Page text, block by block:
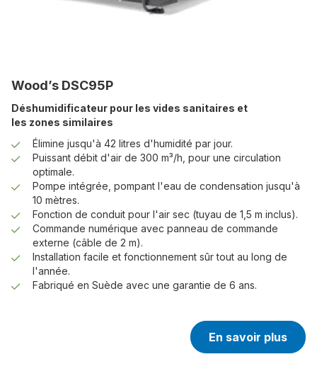
Wood’s DSC95P
Déshumidificateur pour les vides sanitaires et
les zones similaires
Élimine jusqu'à 42 litres d'humidité par jour.
Puissant débit d'air de 300 m³/h, pour une circulation
optimale.
Pompe intégrée, pompant l'eau de condensation jusqu'à
10 mètres.
Fonction de conduit pour l'air sec (tuyau de 1,5 m inclus).
Commande numérique avec panneau de commande
externe (câble de 2 m).
Installation facile et fonctionnement sûr tout au long de
l'année.
Fabriqué en Suède avec une garantie de 6 ans.
En savoir plus